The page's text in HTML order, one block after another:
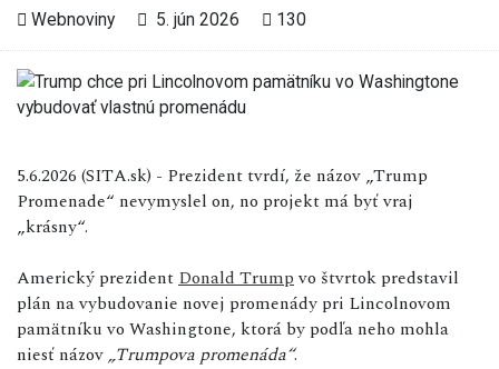
Webnoviny 5. jún 2026 130
5.6.2026 (SITA.sk) - Prezident tvrdí, že názov „Trump
Promenade“ nevymyslel on, no projekt má byť vraj
„krásny“.
Americký prezident Donald Trumpvo štvrtok predstavil
plán na vybudovanie novej promenády pri Lincolnovom
pamätníku vo Washingtone, ktorá by podľa neho mohla
niesť názov „Trumpova promenáda“.